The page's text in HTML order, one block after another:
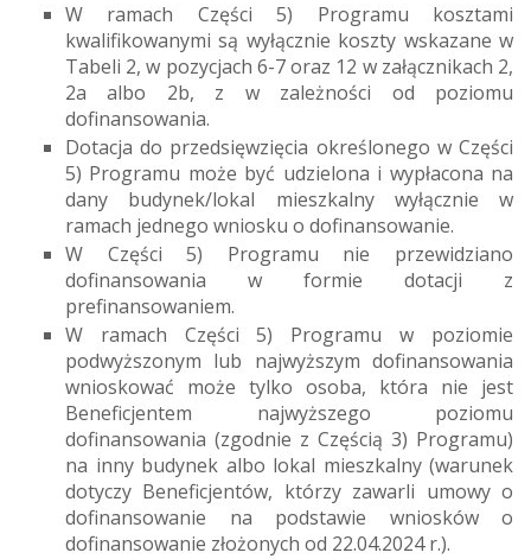
W ramach Części 5) Programu kosztami
kwalifikowanymi są wyłącznie koszty wskazane w
Tabeli 2, w pozycjach 6-7 oraz 12 w załącznikach 2,
2a albo 2b, z w zależności od poziomu
dofinansowania.
Dotacja do przedsięwzięcia określonego w Części
5) Programu może być udzielona i wypłacona na
dany budynek/lokal mieszkalny wyłącznie w
ramach jednego wniosku o dofinansowanie.
W Części 5) Programu nie przewidziano
dofinansowania w formie dotacji z
prefinansowaniem.
W ramach Części 5) Programu w poziomie
podwyższonym lub najwyższym dofinansowania
wnioskować może tylko osoba, która nie jest
Beneficjentem najwyższego poziomu
dofinansowania (zgodnie z Częścią 3) Programu)
na inny budynek albo lokal mieszkalny (warunek
dotyczy Beneficjentów, którzy zawarli umowy o
dofinansowanie na podstawie wniosków o
dofinansowanie złożonych od 22.04.2024 r.).